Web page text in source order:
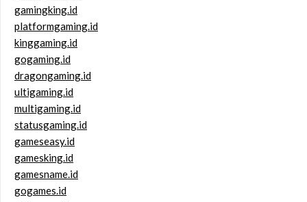
gamingking.id
platformgaming.id
kinggaming.id
gogaming.id
dragongaming.id
ultigaming.id
multigaming.id
statusgaming.id
gameseasy.id
gamesking.id
gamesname.id
gogames.id